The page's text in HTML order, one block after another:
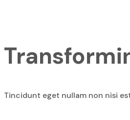
Tincidunt eget nullam non nisi